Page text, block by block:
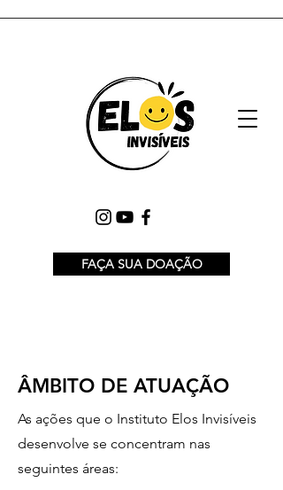
FAÇA SUA DOAÇÃO
ÂMBITO DE ATUAÇÃO
As ações que o Instituto Elos Invisíveis
desenvolve se concentram nas
seguintes áreas: